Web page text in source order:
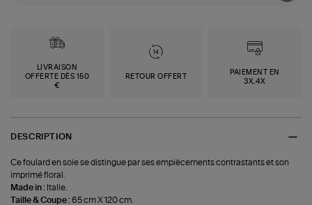
LIVRAISON
OFFERTE DÈS 150
€
RETOUR OFFERT
PAIEMENT EN
3X,4X
DESCRIPTION
Ce foulard en soie se distingue par ses empiècements contrastants et son
imprimé floral.
Made in : Italie.
Taille & Coupe :65 cm X 120 cm.